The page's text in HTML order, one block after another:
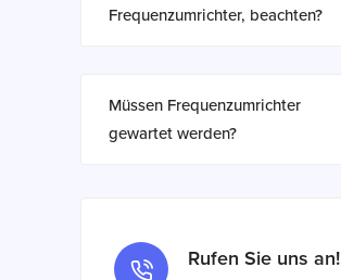
Frequenzumrichter, beachten?
Müssen Frequenzumrichter
gewartet werden?
Rufen Sie uns an!